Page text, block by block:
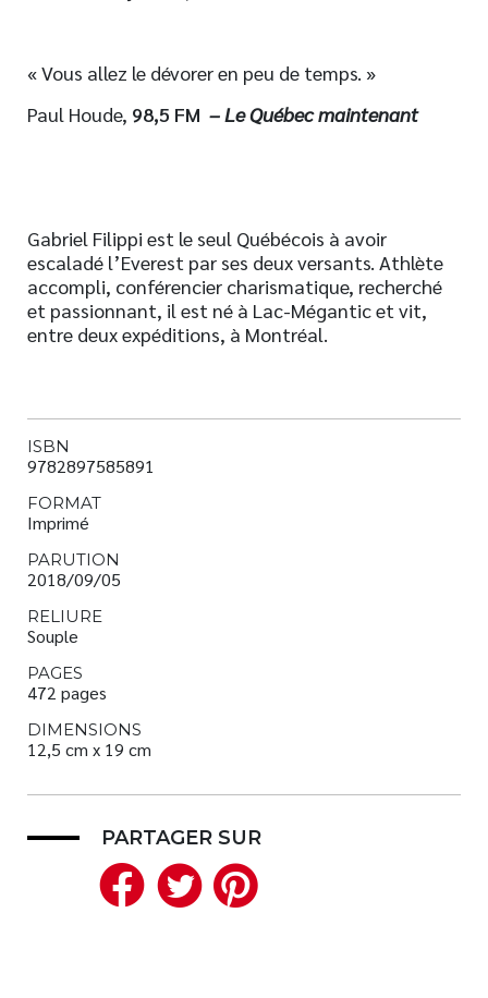
« Vous allez le dévorer en peu de temps. »
Paul Houde, 98,5 FM – Le Québec maintenant
Gabriel Filippi est le seul Québécois à avoir
escaladé l’Everest par ses deux versants. Athlète
accompli, conférencier charismatique, recherché
et passionnant, il est né à Lac-Mégantic et vit,
entre deux expéditions, à Montréal.
ISBN
9782897585891
FORMAT
Imprimé
PARUTION
2018/09/05
RELIURE
Souple
PAGES
472 pages
DIMENSIONS
12,5 cm x 19 cm
PARTAGER SUR
Facebook
Twitter